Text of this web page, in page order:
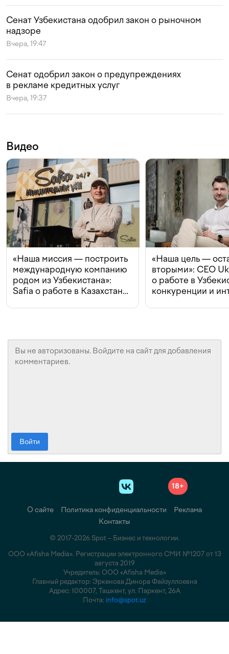
Сенат Узбекистана одобрил закон о рыночном
надзоре
Вчера, 19:47
Сенат одобрил закон о предупреждениях
в рекламе кредитных услуг
Вчера, 19:37
Видео
«Наша миссия — построить
международную компанию
родом из Узбекистана»:
Safia о работе в Казахстане,
«Наша цель —
вторыми»: CEO
о работе в
конкуренции и
Войти
18+
О сайте Политика конфиденциальности
Реклама
Контакты
© 2017-2026 Spot – Бизнес и технологии.
ООО «Afisha Media». Регистрации электронного СМИ №1207 от 13
августа 2019
Учредитель: ООО «Afisha Media»
Главный редактор: Эркенова Динора Файзуллоевна
Адрес: 100007, Ташкент, ул. Паркент, 26А
Почта: info@spot.uz